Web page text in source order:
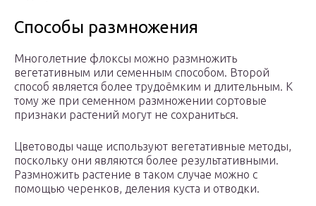
Способы размножения
Многолетние флоксы можно размножить
вегетативным или семенным способом. Второй
способ является более трудоёмким и длительным. К
тому же при семенном размножении сортовые
признаки растений могут не сохраниться.
Цветоводы чаще используют вегетативные методы,
поскольку они являются более результативными.
Размножить растение в таком случае можно с
помощью черенков, деления куста и отводки.